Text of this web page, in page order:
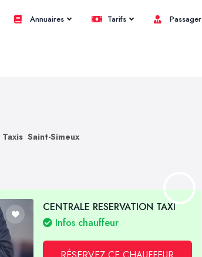
Annuaires Tarifs Passager
Taxis Saint-Simeux
CENTRALE RESERVATION TAXI
Infos chauffeur